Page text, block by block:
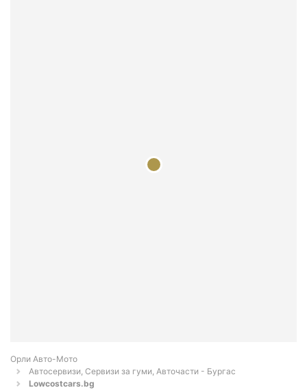
Орли Aвто-Mото
Автосервизи, Сервизи за гуми, Авточасти - Бургас
Lowcostcars.bg